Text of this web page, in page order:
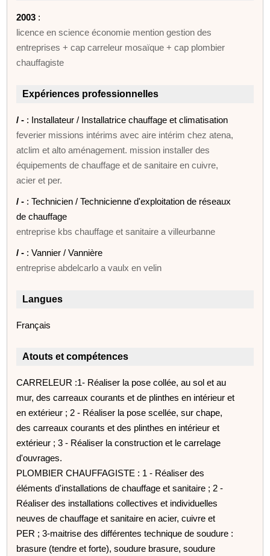
2003 :
licence en science économie mention gestion des
entreprises + cap carreleur mosaïque + cap plombier
chauffagiste
Expériences professionnelles
/ - : Installateur / Installatrice chauffage et climatisation
feverier missions intérims avec aire intérim chez atena,
atclim et alto aménagement. mission installer des
équipements de chauffage et de sanitaire en cuivre,
acier et per.
/ - : Technicien / Technicienne d'exploitation de réseaux
de chauffage
entreprise kbs chauffage et sanitaire a villeurbanne
/ - : Vannier / Vannière
entreprise abdelcarlo a vaulx en velin
Langues
Français
Atouts et compétences
CARRELEUR :1- Réaliser la pose collée, au sol et au
mur, des carreaux courants et de plinthes en intérieur et
en extérieur ; 2 - Réaliser la pose scellée, sur chape,
des carreaux courants et des plinthes en intérieur et
extérieur ; 3 - Réaliser la construction et le carrelage
d'ouvrages.
PLOMBIER CHAUFFAGISTE : 1 - Réaliser des
éléments d'installations de chauffage et sanitaire ; 2 -
Réaliser des installations collectives et individuelles
neuves de chauffage et sanitaire en acier, cuivre et
PER ; 3-maitrise des différentes technique de soudure :
brasure (tendre et forte), soudure brasure, soudure